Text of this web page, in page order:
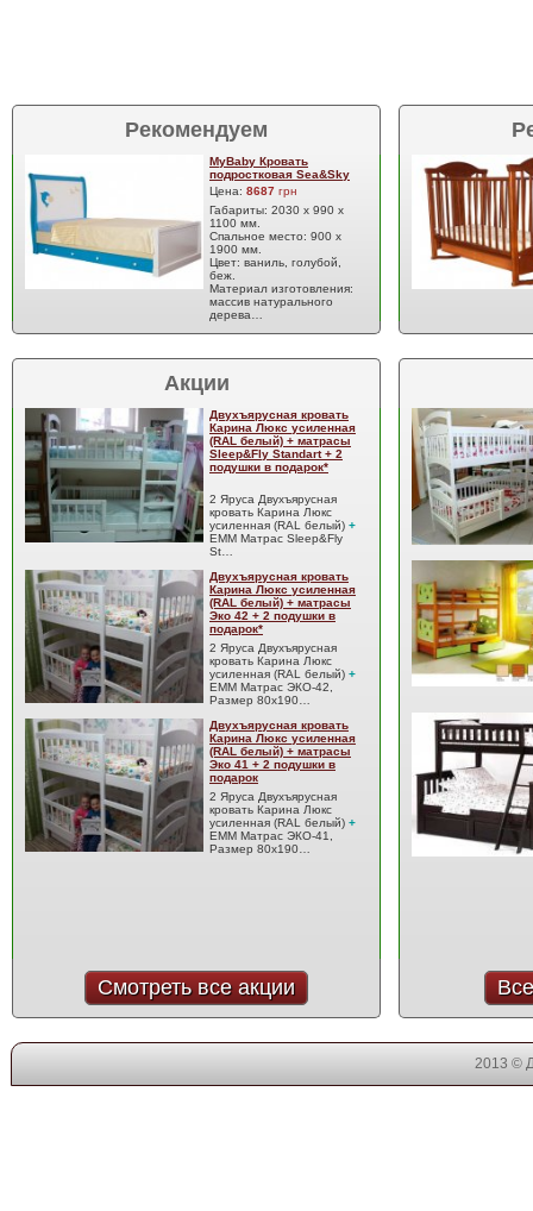
Рекомендуем
MyBaby Кровать
подростковая Sea&Sky
Цена: 8687 грн
Габариты: 2030 х 990 х
1100 мм.
Спальное место: 900 х
1900 мм.
Цвет: ваниль, голубой,
беж.
Материал изготовления:
массив натурального
дерева…
Акции
Двухъярусная кровать
Карина Люкс усиленная
(RAL белый) + матрасы
Sleep&Fly Standart + 2
подушки в подарок*
2 Яруса Двухъярусная
кровать Карина Люкс
усиленная (RAL белый) +
EMM Матрас Sleep&Fly
St…
Двухъярусная кровать
Карина Люкс усиленная
(RAL белый) + матрасы
Эко 42 + 2 подушки в
подарок*
2 Яруса Двухъярусная
кровать Карина Люкс
усиленная (RAL белый) +
EMM Матрас ЭКО-42,
Размер 80x190…
Двухъярусная кровать
Карина Люкс усиленная
(RAL белый) + матрасы
Эко 41 + 2 подушки в
подарок
2 Яруса Двухъярусная
кровать Карина Люкс
усиленная (RAL белый) +
EMM Матрас ЭКО-41,
Размер 80x190…
Смотреть все акции
2013 ©